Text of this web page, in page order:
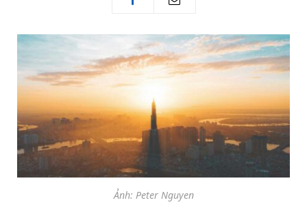
Ảnh: Peter Nguyen